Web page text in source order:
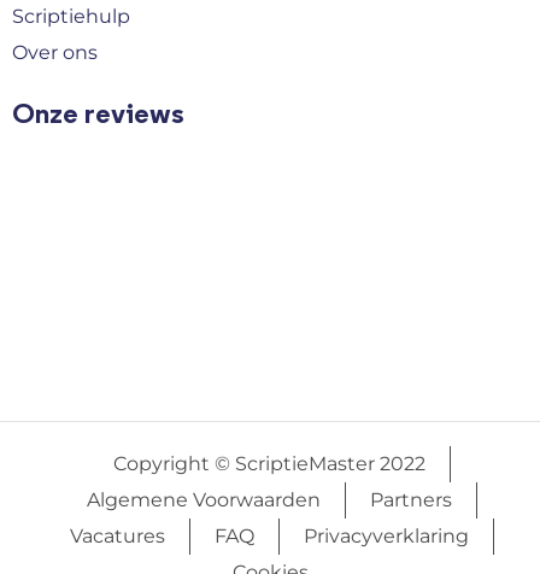
Scriptiehulp
Over ons
Onze reviews
Copyright © ScriptieMaster 2022
Algemene Voorwaarden
Partners
Vacatures
FAQ
Privacyverklaring